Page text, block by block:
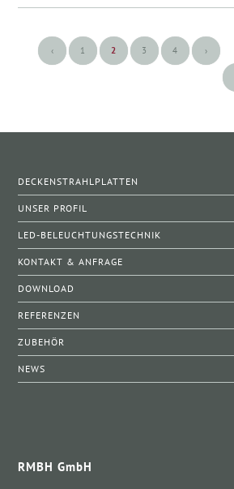
‹ 1 2 3 4 ›
DECKENSTRAHLPLATTEN
UNSER PROFIL
LED-BELEUCHTUNGSTECHNIK
KONTAKT & ANFRAGE
DOWNLOAD
REFERENZEN
ZUBEHÖR
NEWS
RMBH GmbH